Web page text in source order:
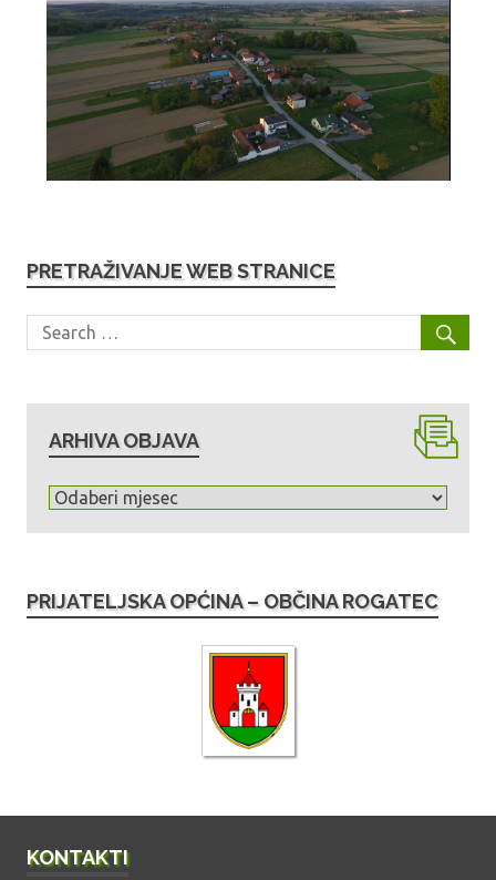
PRETRAŽIVANJE WEB STRANICE
ARHIVA OBJAVA
A
v
PRIJATELJSKA OPĆINA – OBČINA ROGATEC
KONTAKTI